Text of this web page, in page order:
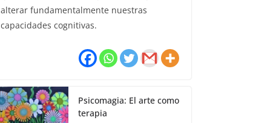
alterar fundamentalmente nuestras
capacidades cognitivas.
Psicomagia: El arte como
terapia